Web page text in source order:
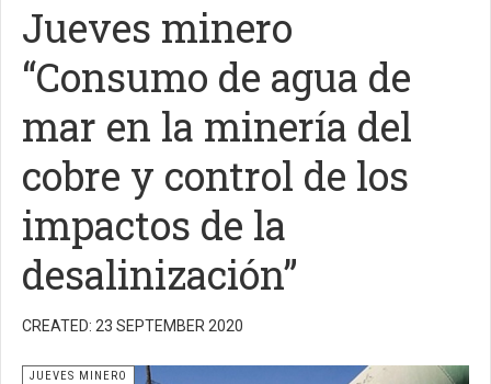
Jueves minero
“Consumo de agua de
mar en la minería del
cobre y control de los
impactos de la
desalinización”
CREATED: 23 SEPTEMBER 2020
JUEVES MINERO